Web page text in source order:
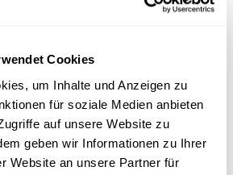
Cookies
um Inhalte und Anzeigen zu
für soziale Medien anbieten
auf unsere Website zu
geben wir Informationen zu Ihrer
Website an unsere Partner für
THERAPEUTEN
das
verändern